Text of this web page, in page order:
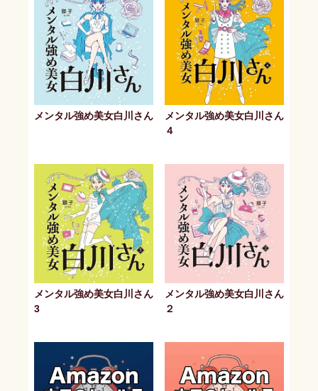
メンタル強め美女白川さん
メンタル強め美女白川さん
４
メンタル強め美女白川さん
3
メンタル強め美女白川さん
２